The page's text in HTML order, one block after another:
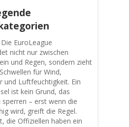
EuroLeague
nicht nur zwischen
und Regen, sondern zieht
für Wind,
und Luftfeuchtigkeit. Ein
ist kein Grund, das
sperren – erst wenn die
wird, greift die Regel.
die Offiziellen haben ein